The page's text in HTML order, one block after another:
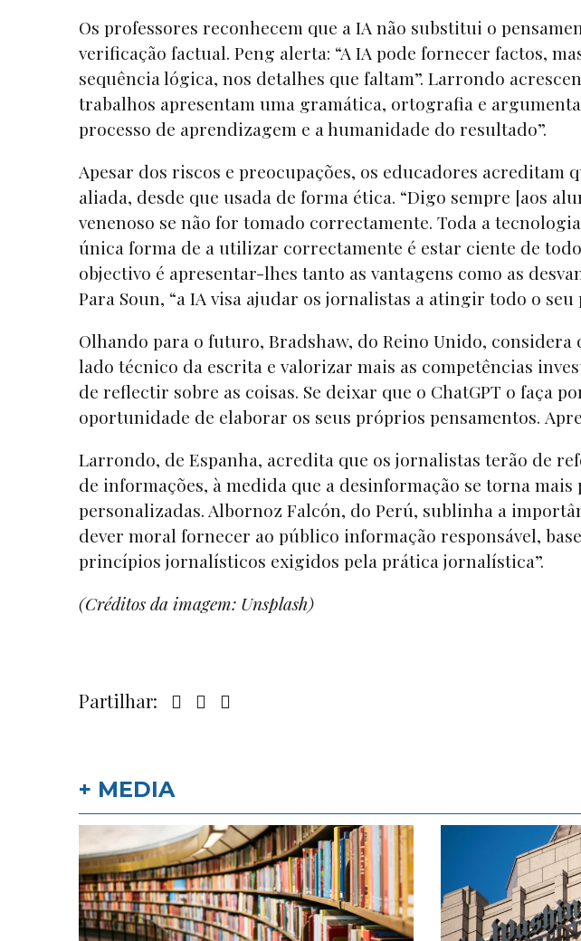
Os professores reconhecem que a IA não substitui o
verificação factual. Peng alerta: “A IA pode fornecer factos,
sequência lógica, nos detalhes que faltam”. Larrondo
trabalhos apresentam uma gramática, ortografia e
processo de aprendizagem e a humanidade do resultado”.
Apesar dos riscos e preocupações, os educadores acreditam
aliada, desde que usada de forma ética. “Digo sempre [aos
venenoso se não for tomado correctamente. Toda a
única forma de a utilizar correctamente é estar ciente de
objectivo é apresentar-lhes tanto as vantagens como as
Para Soun, “a IA visa ajudar os jornalistas a atingir todo o
Olhando para o futuro, Bradshaw, do Reino Unido, considera
lado técnico da escrita e valorizar mais as competências
de reflectir sobre as coisas. Se deixar que o ChatGPT o faça
oportunidade de elaborar os seus próprios pensamentos.
Larrondo, de Espanha, acredita que os jornalistas terão de
de informações, à medida que a desinformação se torna
personalizadas. Albornoz Falcón, do Perú, sublinha a
dever moral fornecer ao público informação responsável,
princípios jornalísticos exigidos pela prática jornalística”.
(Créditos da imagem: Unsplash)
Partilhar:
+ MEDIA